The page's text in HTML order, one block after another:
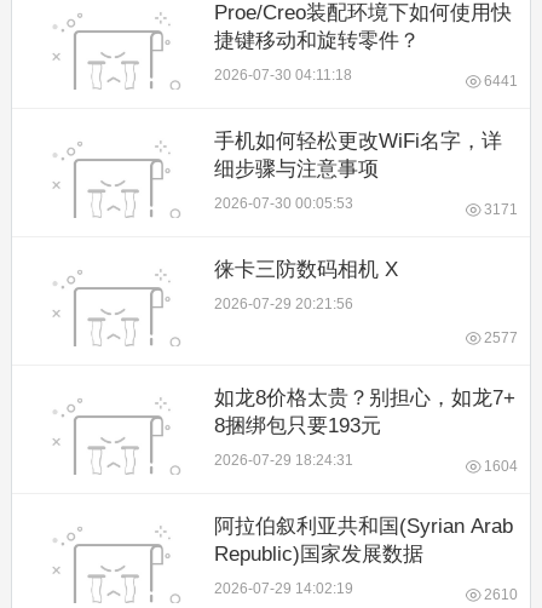
Proe/Creo装配环境下如何使用快
捷键移动和旋转零件？
2026-07-30 04:11:18 6441
手机如何轻松更改WiFi名字，详
细步骤与注意事项
2026-07-30 00:05:53 3171
徕卡三防数码相机 X
2026-07-29 20:21:56
2577
如龙8价格太贵？别担心，如龙7+
8捆绑包只要193元
2026-07-29 18:24:31 1604
阿拉伯叙利亚共和国(Syrian Arab
Republic)国家发展数据
2026-07-29 14:02:19 2610